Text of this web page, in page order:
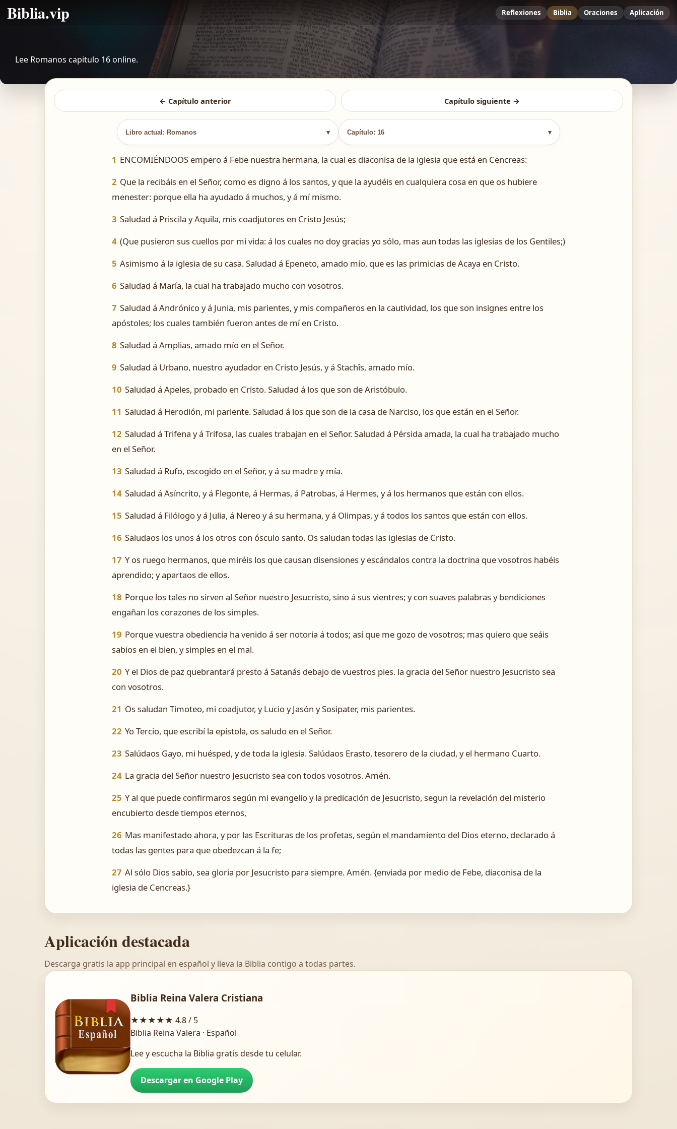
Biblia.vip Reflexiones Biblia Oraciones Aplicación
Lee Romanos capitulo 16 online.
← Capítulo anterior Capítulo siguiente →
Libro actual: Romanos ▾ Capítulo: 16 ▾
1 ENCOMIÉNDOOS empero á Febe nuestra hermana, la cual es diaconisa de la iglesia que está en Cencreas:
2 Que la recibáis en el Señor, como es digno á los santos, y que la ayudéis en cualquiera cosa en que os hubiere
menester: porque ella ha ayudado á muchos, y á mí mismo.
3 Saludad á Priscila y Aquila, mis coadjutores en Cristo Jesús;
4 (Que pusieron sus cuellos por mi vida: á los cuales no doy gracias yo sólo, mas aun todas las iglesias de los Gentiles;)
5 Asimismo á la iglesia de su casa. Saludad á Epeneto, amado mío, que es las primicias de Acaya en Cristo.
6 Saludad á María, la cual ha trabajado mucho con vosotros.
7 Saludad á Andrónico y á Junia, mis parientes, y mis compañeros en la cautividad, los que son insignes entre los
apóstoles; los cuales también fueron antes de mí en Cristo.
8 Saludad á Amplias, amado mío en el Señor.
9 Saludad á Urbano, nuestro ayudador en Cristo Jesús, y á Stachîs, amado mío.
10 Saludad á Apeles, probado en Cristo. Saludad á los que son de Aristóbulo.
11 Saludad á Herodión, mi pariente. Saludad á los que son de la casa de Narciso, los que están en el Señor.
12 Saludad á Trifena y á Trifosa, las cuales trabajan en el Señor. Saludad á Pérsida amada, la cual ha trabajado mucho
en el Señor.
13 Saludad á Rufo, escogido en el Señor, y á su madre y mía.
14 Saludad á Asíncrito, y á Flegonte, á Hermas, á Patrobas, á Hermes, y á los hermanos que están con ellos.
15 Saludad á Filólogo y á Julia, á Nereo y á su hermana, y á Olimpas, y á todos los santos que están con ellos.
16 Saludaos los unos á los otros con ósculo santo. Os saludan todas las iglesias de Cristo.
17 Y os ruego hermanos, que miréis los que causan disensiones y escándalos contra la doctrina que vosotros habéis
aprendido; y apartaos de ellos.
18 Porque los tales no sirven al Señor nuestro Jesucristo, sino á sus vientres; y con suaves palabras y bendiciones
engañan los corazones de los simples.
19 Porque vuestra obediencia ha venido á ser notoria á todos; así que me gozo de vosotros; mas quiero que seáis
sabios en el bien, y simples en el mal.
20 Y el Dios de paz quebrantará presto á Satanás debajo de vuestros pies. la gracia del Señor nuestro Jesucristo sea
con vosotros.
21 Os saludan Timoteo, mi coadjutor, y Lucio y Jasón y Sosipater, mis parientes.
22 Yo Tercio, que escribí la epístola, os saludo en el Señor.
23 Salúdaos Gayo, mi huésped, y de toda la iglesia. Salúdaos Erasto, tesorero de la ciudad, y el hermano Cuarto.
24 La gracia del Señor nuestro Jesucristo sea con todos vosotros. Amén.
25 Y al que puede confirmaros según mi evangelio y la predicación de Jesucristo, segun la revelación del misterio
encubierto desde tiempos eternos,
26 Mas manifestado ahora, y por las Escrituras de los profetas, según el mandamiento del Dios eterno, declarado á
todas las gentes para que obedezcan á la fe;
27 Al sólo Dios sabio, sea gloria por Jesucristo para siempre. Amén. {enviada por medio de Febe, diaconisa de la
iglesia de Cencreas.}
Aplicación destacada
Descarga gratis la app principal en español y lleva la Biblia contigo a todas partes.
Biblia Reina Valera Cristiana
★★★★★ 4.8 / 5
Biblia Reina Valera · Español
Lee y escucha la Biblia gratis desde tu celular.
Descargar en Google Play